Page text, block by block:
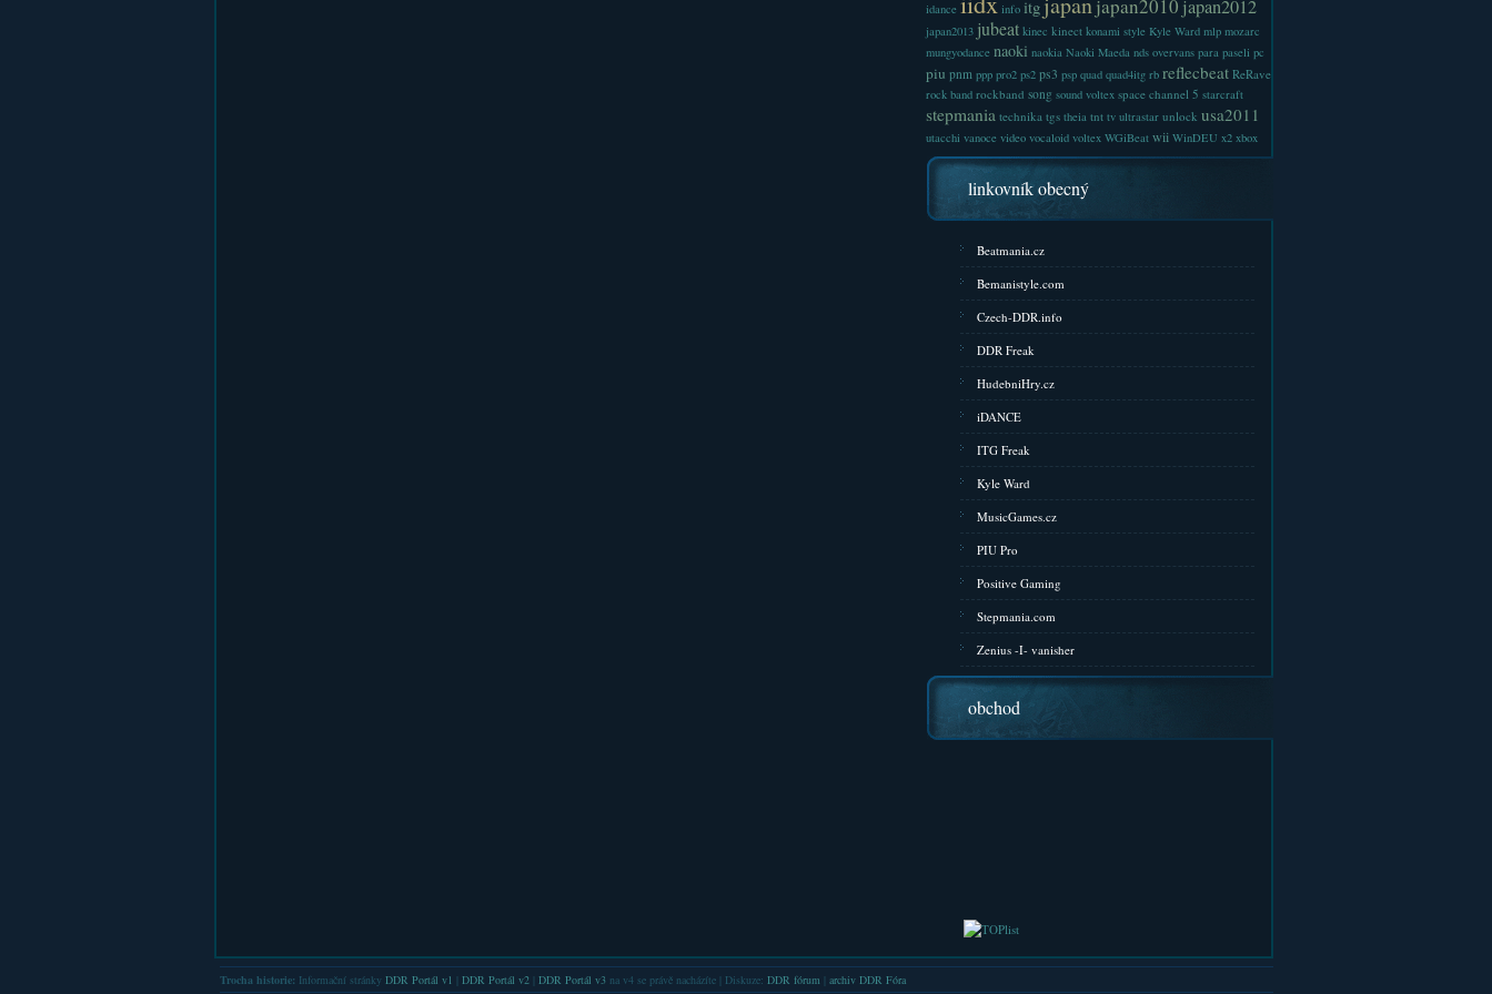
idance
info itg japan2010 japan2012
japan2013 jubeat kinec kinect konami style Kyle Ward mlp mozarc
mungyodance naoki naokia Naoki Maeda nds overvans para paseli pc
piu pnm ppp pro2 ps2 ps3 psp quad quad4itg rb reflecbeat ReRave
rock band rockband song sound voltex space channel 5 starcraft
stepmania technika tgs theia tnt tv ultrastar unlock usa2011
utacchi vanoce video vocaloid voltex WGiBeat wii WinDEU x2 xbox
linkovník obecný
Beatmania.cz
Bemanistyle.com
Czech-DDR.info
DDR Freak
HudebniHry.cz
iDANCE
ITG Freak
Kyle Ward
MusicGames.cz
PIU Pro
Positive Gaming
Stepmania.com
Zenius -I- vanisher
obchod
Trocha historie: Informační stránky DDR Portál v1 DDR Portál v2| DDR Portál v3na v4 se právě nacházíte | Diskuze: DDR fórum archiv DDR Fóra